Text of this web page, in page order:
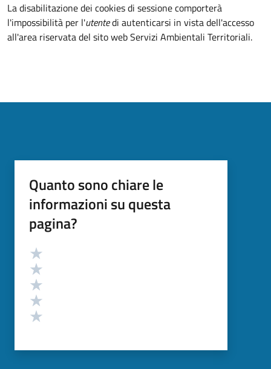
La disabilitazione dei cookies di sessione comporterà
l'impossibilità per l'utentedi autenticarsi in vista dell'accesso
all'area riservata del sito web Servizi Ambientali Territoriali.
Quanto sono chiare le
informazioni su questa
pagina?
Valutazione